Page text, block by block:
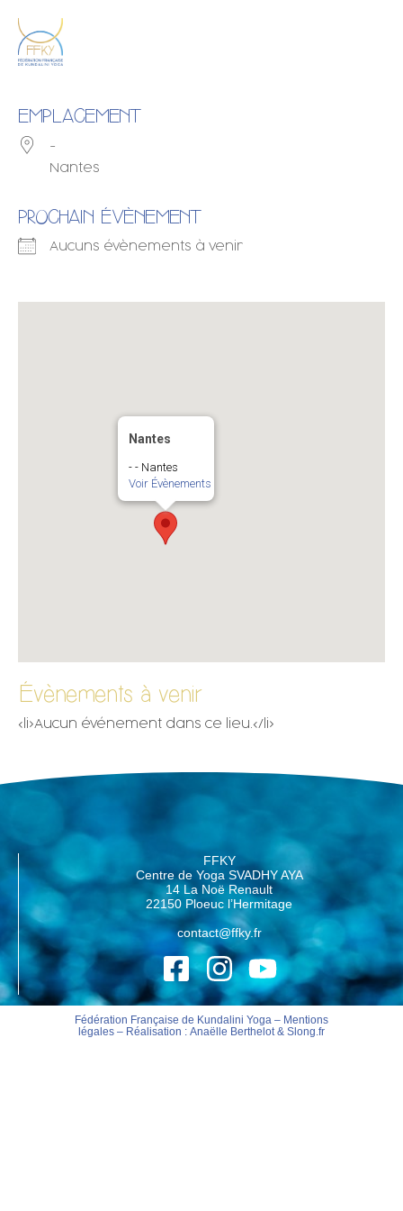
EMPLACEMENT
-
Nantes
PROCHAIN ÉVÈNEMENT
Aucuns évènements à venir
Nantes
- - Nantes
Voir Évènements
Évènements à venir
<li>Aucun événement dans ce lieu.</li>
FFKY
Centre de Yoga SVADHY AYA
14 La Noë Renault
22150 Ploeuc l’Hermitage
contact@ffky.fr
Fédération Française de Kundalini Yoga – Mentions
légales– Réalisation : Anaëlle Berthelot& Slong.fr